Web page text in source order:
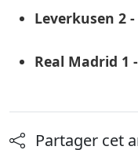
Leverkusen 2
Real Madrid 1
Partager cet